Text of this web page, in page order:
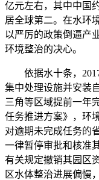
亿元左右，其中中国
居全球第二。在水环
以严厉的政策倒逼产
环境整治的决心。
依据水十条，2017
集中处理设施并安装
三角等区域提前一年
任务推进方案》，环
对逾期未完成任务的
一律暂停审批和核准
有关规定撤销其园区
区水体整治进展偏慢